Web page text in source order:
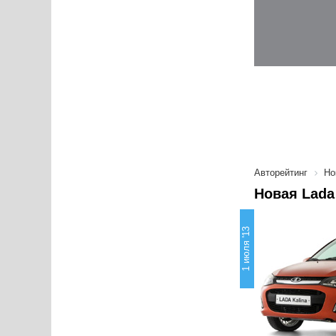
Авторейтинг
Новая
1 июля '13